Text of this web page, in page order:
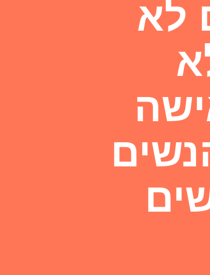
לא